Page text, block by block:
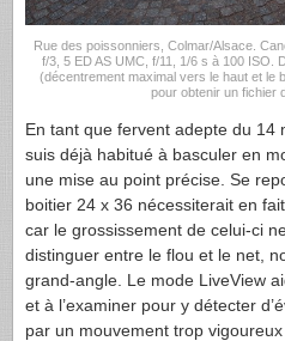
Rue des poissonniers, Colmar/Alsace.
f/3, 5 ED AS UMC, f/11, 1/6 s à 100 ISO.
(décentrement maximal vers le haut et le
pour obtenir un fichier
En tant que fervent adepte du 14
suis déjà habitué à basculer en
une mise au point précise. Se
boitier 24 x 36 nécessiterait en
car le grossissement de celui-ci
distinguer entre le flou et le net,
grand-angle. Le mode LiveView
et à l’examiner pour y détecter
par un mouvement trop